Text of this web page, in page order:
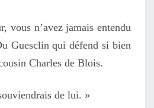
vous n’avez jamais entendu
Guesclin qui défend si bien
Charles de Blois.
de lui. »